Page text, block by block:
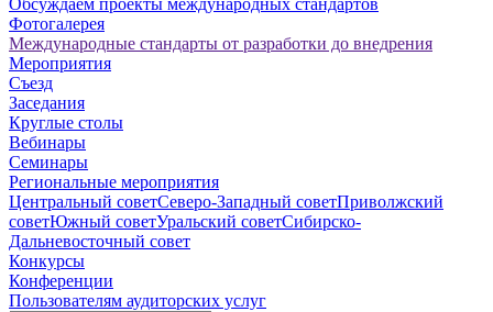
Обсуждаем проекты международных стандартов
Фотогалерея
Международные стандарты от разработки до внедрения
Мероприятия
Съезд
Заседания
Круглые столы
Вебинары
Семинары
Региональные мероприятия
Центральный советСеверо-Западный советПриволжский
советЮжный советУральский советСибирско-
Дальневосточный совет
Конкурсы
Конференции
Пользователям аудиторских услуг